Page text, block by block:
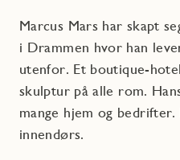
Marcus Mars har skapt
i Drammen hvor han
utenfor. Et boutique-
skulptur på alle rom.
mange hjem og
innendørs.